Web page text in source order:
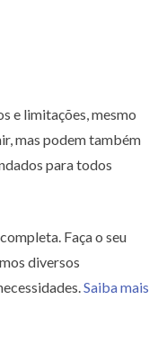
e limitações, mesmo
mas podem também
para todos
Faça o seu
diversos
Saiba mais